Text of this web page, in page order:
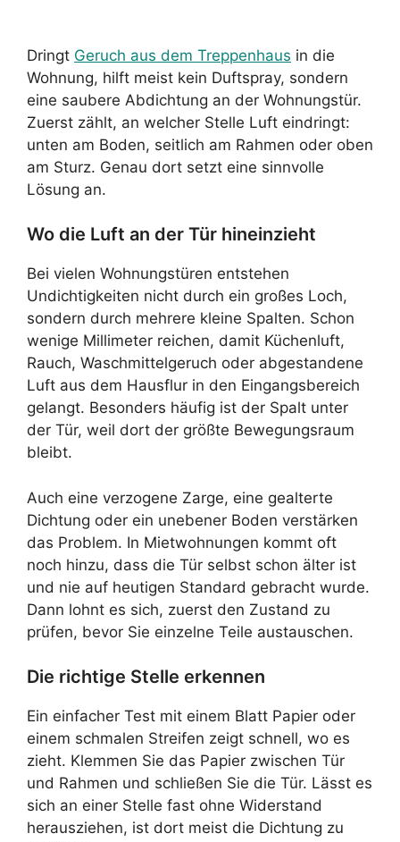
Dringt Geruch aus dem Treppenhaus in die
Wohnung, hilft meist kein Duftspray, sondern
eine saubere Abdichtung an der Wohnungstür.
Zuerst zählt, an welcher Stelle Luft eindringt:
unten am Boden, seitlich am Rahmen oder oben
am Sturz. Genau dort setzt eine sinnvolle
Lösung an.
Wo die Luft an der Tür hineinzieht
Bei vielen Wohnungstüren entstehen
Undichtigkeiten nicht durch ein großes Loch,
sondern durch mehrere kleine Spalten. Schon
wenige Millimeter reichen, damit Küchenluft,
Rauch, Waschmittelgeruch oder abgestandene
Luft aus dem Hausflur in den Eingangsbereich
gelangt. Besonders häufig ist der Spalt unter
der Tür, weil dort der größte Bewegungsraum
bleibt.
Auch eine verzogene Zarge, eine gealterte
Dichtung oder ein unebener Boden verstärken
das Problem. In Mietwohnungen kommt oft
noch hinzu, dass die Tür selbst schon älter ist
und nie auf heutigen Standard gebracht wurde.
Dann lohnt es sich, zuerst den Zustand zu
prüfen, bevor Sie einzelne Teile austauschen.
Die richtige Stelle erkennen
Ein einfacher Test mit einem Blatt Papier oder
einem schmalen Streifen zeigt schnell, wo es
zieht. Klemmen Sie das Papier zwischen Tür
und Rahmen und schließen Sie die Tür. Lässt es
sich an einer Stelle fast ohne Widerstand
herausziehen, ist dort meist die Dichtung zu